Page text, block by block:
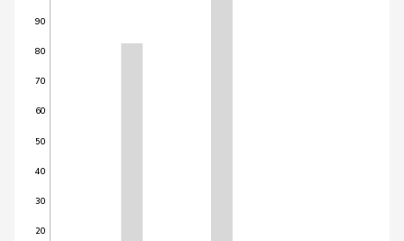
20
30
40
50
60
70
80
90